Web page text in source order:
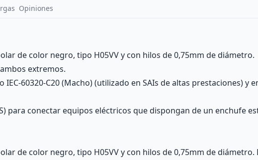
Opiniones
de color negro, tipo H05VV y con hilos de 0,75mm de diámetro.
extremos.
60320-C20 (Macho) (utilizado en SAIs de altas prestaciones) y
para conectar equipos eléctricos que dispongan de un enchufe
de color negro, tipo H05VV y con hilos de 0,75mm de